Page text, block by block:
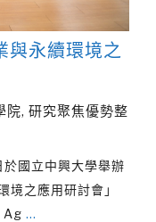
與永續環境之
院, 研究聚焦優勢整
國立中興大學舉辦
境之應用研討會」
Ag …